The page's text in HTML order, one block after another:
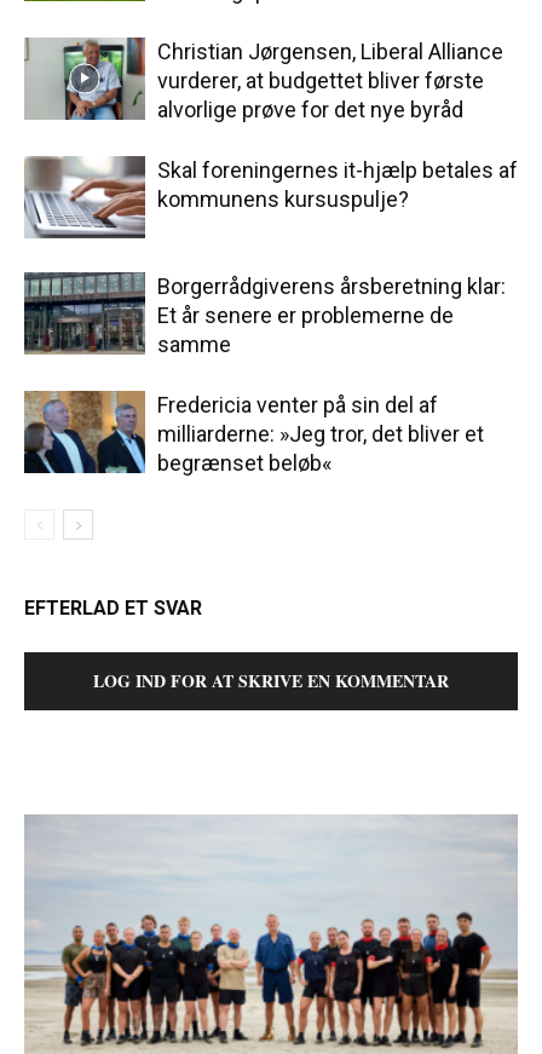
Christian Jørgensen, Liberal Alliance
vurderer, at budgettet bliver første
alvorlige prøve for det nye byråd
Skal foreningernes it-hjælp betales af
kommunens kursuspulje?
Borgerrådgiverens årsberetning klar:
Et år senere er problemerne de
samme
Fredericia venter på sin del af
milliarderne: »Jeg tror, det bliver et
begrænset beløb«
EFTERLAD ET SVAR
LOG IND FOR AT SKRIVE EN KOMMENTAR